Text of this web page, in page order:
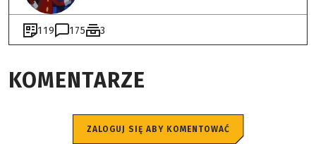
119 175 3
KOMENTARZE
ZALOGUJ SIĘ ABY KOMENTOWAĆ